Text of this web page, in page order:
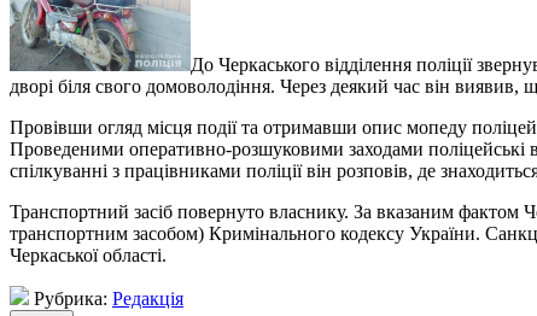
До Черкаського відділення поліції
дворі біля свого домоволодіння. Через деякий час він виявив,
Провівши огляд місця події та отримавши опис мопеду
Проведеними оперативно-розшуковими заходами поліцейські
спілкуванні з працівниками поліції він розповів, де
Транспортний засіб повернуто власнику. За вказаним фактом
транспортним засобом) Кримінального кодексу України.
Черкаської області.
Рубрика: Редакція